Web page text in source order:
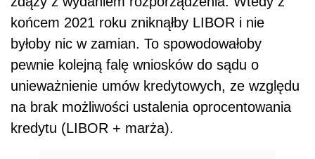
końcem 2021 roku zniknąłby LIBOR i nie
byłoby nic w zamian. To spowodowałoby
pewnie kolejną falę wniosków do sądu o
unieważnienie umów kredytowych, ze względu
na brak możliwości ustalenia oprocentowania
kredytu (LIBOR + marża).